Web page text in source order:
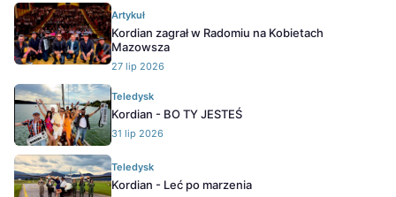
Artykuł
Kordian zagrał w Radomiu na Kobietach
Mazowsza
27 lip 2026
Teledysk
Kordian - BO TY JESTEŚ
31 lip 2026
Teledysk
Kordian - Leć po marzenia